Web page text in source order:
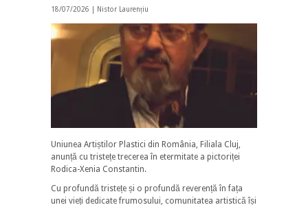
18/07/2026 | Nistor Laurențiu
Uniunea Artiștilor Plastici din România, Filiala Cluj,
anunță cu tristețe trecerea în etermitate a pictoriței
Rodica-Xenia Constantin.
Cu profundă tristețe și o profundă reverență în fața
unei vieți dedicate frumosului, comunitatea artistică își